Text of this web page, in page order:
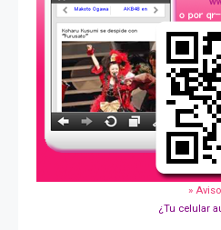
»
¿Tu celular